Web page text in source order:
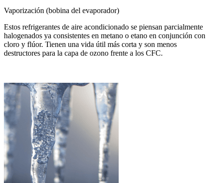
Vaporización (bobina del evaporador)
Estos refrigerantes de aire acondicionado se piensan parcialmente
halogenados ya consistentes en metano o etano en conjunción con
cloro y flúor. Tienen una vida útil más corta y son menos
destructores para la capa de ozono frente a los CFC.